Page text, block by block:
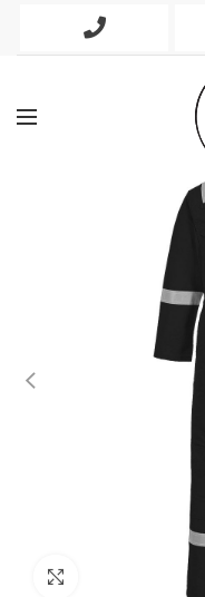
Phone
Click to enlarge